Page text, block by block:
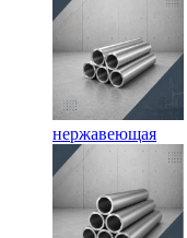
нержавеющая